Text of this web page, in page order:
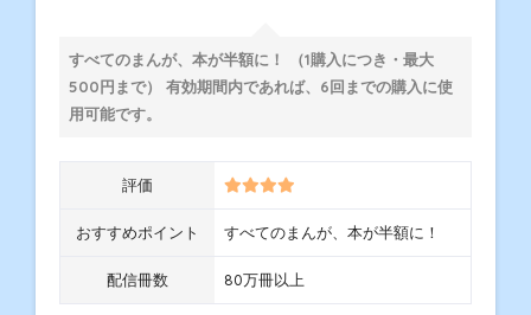
すべてのまんが、本が半額に！ （1購入につき・最大
500円まで） 有効期間内であれば、6回までの購入に使
用可能です。
評価
おすすめポイント すべてのまんが、本が半額に！
配信冊数 80万冊以上